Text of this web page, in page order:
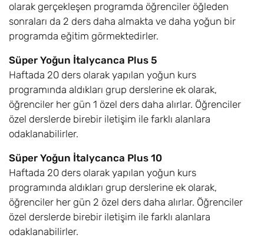
olarak gerçekleşen programda öğrenciler öğleden
sonraları da 2 ders daha almakta ve daha yoğun bir
programda eğitim görmektedirler.
Süper Yoğun İtalycanca Plus 5
Haftada 20 ders olarak yapılan yoğun kurs
programında aldıkları grup derslerine ek olarak,
öğrenciler her gün 1 özel ders daha alırlar. Öğrenciler
özel derslerde birebir iletişim ile farklı alanlara
odaklanabilirler.
Süper Yoğun İtalycanca Plus 10
Haftada 20 ders olarak yapılan yoğun kurs
programında aldıkları grup derslerine ek olarak,
öğrenciler her gün 2 özel ders daha alırlar. Öğrenciler
özel derslerde birebir iletişim ile farklı alanlara
odaklanabilirler.